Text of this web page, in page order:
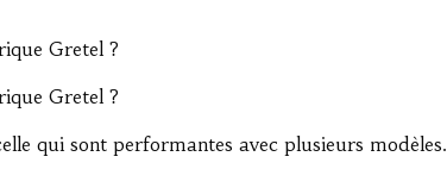
Gretel ?
Gretel ?
qui sont performantes avec plusieurs modèles.